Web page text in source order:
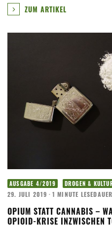
ZUM ARTIKEL
AUSGABE 4/2019 DROGEN &
29. JULI 2019 · 1 MINUTE LESEDAUER
OPIUM STATT CANNABIS –
OPIOID-KRISE INZWISCHEN